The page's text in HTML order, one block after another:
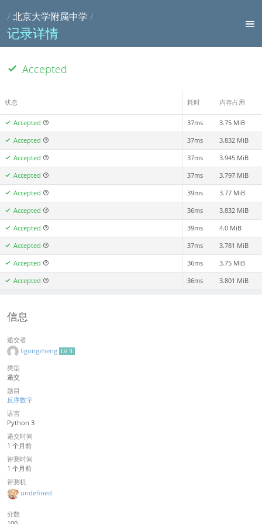
/北京大学附属中学 /
记录详情
Accepted
状态 耗时 内存占用
Accepted 37ms 3.75 MiB
Accepted 37ms 3.832 MiB
Accepted 37ms 3.945 MiB
Accepted 37ms 3.797 MiB
Accepted 39ms 3.77 MiB
Accepted 36ms 3.832 MiB
Accepted 39ms 4.0 MiB
Accepted 37ms 3.781 MiB
Accepted 36ms 3.75 MiB
Accepted 36ms 3.801 MiB
信息
递交者
ligongzheng LV 3
类型
递交
题目
反序数字
语言
Python 3
递交时间
1 个月前
评测时间
1 个月前
评测机
undefined
分数